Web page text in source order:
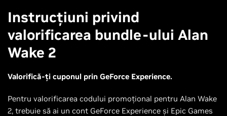
Instrucțiuni privind
valorificarea bundle-ului Alan
Wake 2
Valorifică-ți cuponul prin GeForce Experience.
Pentru valorificarea codului promoțional pentru Alan Wake
2, trebuie să ai un cont GeForce Experience și Epic Games